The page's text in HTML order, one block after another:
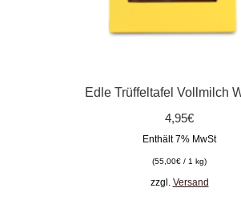
Edle Trüffeltafel Vollmilch
4,95€
Enthält 7% MwSt
(55,00€ / 1 kg)
zzgl. Versand